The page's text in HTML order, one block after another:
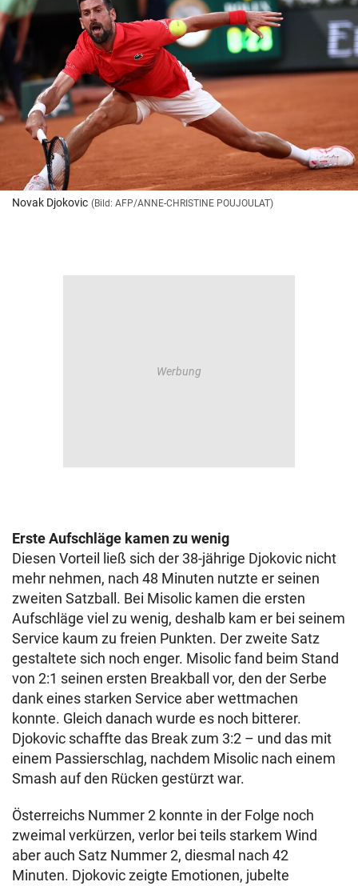
Novak Djokovic (Bild: AFP/ANNE-CHRISTINE POUJOULAT)
Erste Aufschläge kamen zu wenig
Diesen Vorteil ließ sich der 38-jährige Djokovic nicht
mehr nehmen, nach 48 Minuten nutzte er seinen
zweiten Satzball. Bei Misolic kamen die ersten
Aufschläge viel zu wenig, deshalb kam er bei seinem
Service kaum zu freien Punkten. Der zweite Satz
gestaltete sich noch enger. Misolic fand beim Stand
von 2:1 seinen ersten Breakball vor, den der Serbe
dank eines starken Service aber wettmachen
konnte. Gleich danach wurde es noch bitterer.
Djokovic schaffte das Break zum 3:2 – und das mit
einem Passierschlag, nachdem Misolic nach einem
Smash auf den Rücken gestürzt war.
Österreichs Nummer 2 konnte in der Folge noch
zweimal verkürzen, verlor bei teils starkem Wind
aber auch Satz Nummer 2, diesmal nach 42
Minuten. Djokovic zeigte Emotionen, jubelte